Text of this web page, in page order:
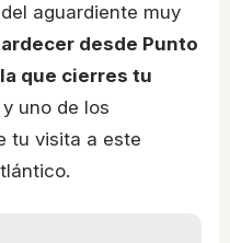
aguardiente muy
desde Punto
que cierres tu
y uno de los
tu visita a este